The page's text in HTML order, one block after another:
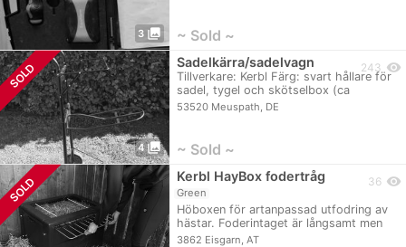
3 photo_library ~ Sold ~
SOLD
4 photo_library
Sadelkärra/sadelvagn
Tillverkare: Kerbl Färg: svart hållare för
sadel, tygel och skötselbox (ca
38x28…
53520 Meuspath, DE
243 visibility
~ Sold ~
SOLD Kerbl HayBox fodertråg
Green
Höboxen för artanpassad utfodring av
hästar. Foderintaget är långsamt men
stadigt…
3862 Eisgarn, AT
36 visibility